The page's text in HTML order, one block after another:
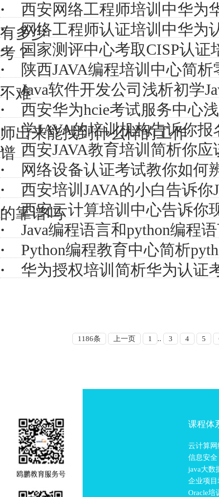
· 西安网络工程师培训中华为
有多少
·网络工程师认证培训中华为
考？
·国家测评中心考取CISP认
·
陕西JAVA编程培训中心简
不难
·Java软件开发公司浅析初学
· 西安华为hcie考试服务中心
师出来能找到什么样的工作
·学JAVA的培训机构告诉你
谱
· 西安JAVA教育培训简析你
·
网络设备认证考试教你如何
· 西安培训JAVA的小白告诉
的靠谱吗
·西安云计算培训中心告诉你
· Java编程语言和python编程
· Python编程教育中心简析
· 华为授权培训简析华为认证
1186条 上一页 1 .. 3 4 5
课程体
云计算
信息安全
java大数
企业项目
Oracle培